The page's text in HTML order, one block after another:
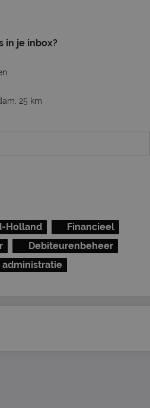
in je inbox?
25 km
Holland
Financieel
Debiteurenbeheer